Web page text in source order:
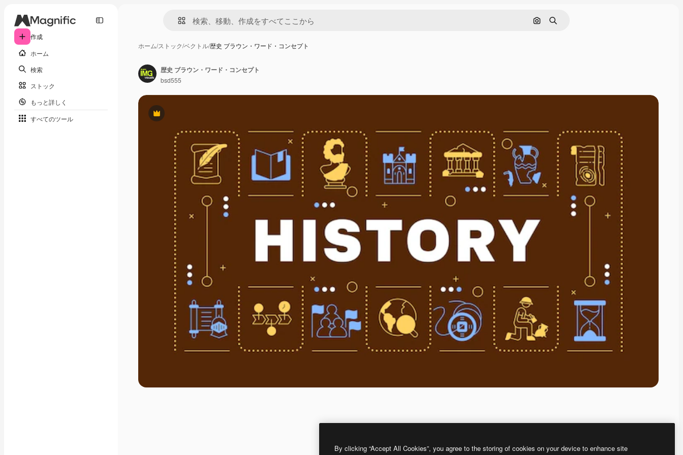
作成
ホーム
検索
ストック
もっと詳しく
すべてのツール
画像で検索
検索
ホーム/ストック/ベクトル/歴史 ブラウン・ワード・コンセプト
Premium
歴史 ブラウン・ワード・コンセプト
bsd555
By clicking “Accept All Cookies”, you agree to the storing of cookies on your device to enhance site